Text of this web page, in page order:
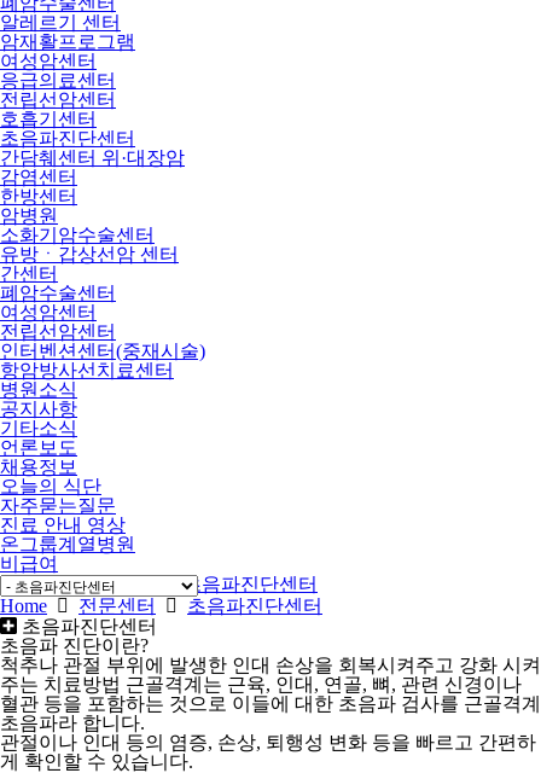
알레르기 센터
암재활프로그램
여성암센터
응급의료센터
전립선암센터
호흡기센터
초음파진단센터
간담췌센터 위·대장암
감염센터
한방센터
암병원
소화기암수술센터
유방ㆍ갑상선암 센터
간센터
폐암수술센터
여성암센터
전립선암센터
인터벤션센터(중재시술)
항암방사선치료센터
병원소식
공지사항
기타소식
언론보도
채용정보
오늘의 식단
자주묻는질문
진료 안내 영상
온그룹계열병원
비급여
Home
전문센터
초음파진단센터
Home
전문센터
초음파진단센터
초음파진단센터
초음파 진단이란?
척추나 관절 부위에 발생한 인대 손상을 회복시켜주고 강화 시켜
주는 치료방법 근골격계는 근육, 인대, 연골, 뼈, 관련 신경이나
혈관 등을 포함하는 것으로 이들에 대한 초음파 검사를 근골격계
초음파라 합니다.
관절이나 인대 등의 염증, 손상, 퇴행성 변화 등을 빠르고 간편하
게 확인할 수 있습니다.